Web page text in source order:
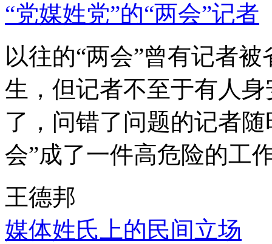
“党媒姓党”的“两会”记者
以往的“两会”曾有记者
生，但记者不至于有人
了，问错了问题的记者
会”成了一件高危险的工
王德邦
媒体姓氏上的民间立场